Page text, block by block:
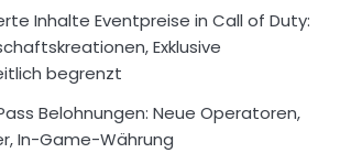
Inhalte Eventpreise in Call of Duty:
Exklusive
begrenzt
Belohnungen: Neue Operatoren,
In-Game-Währung